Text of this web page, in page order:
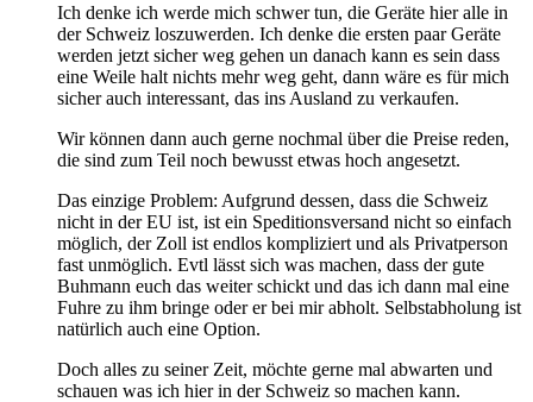
Ich denke ich werde mich schwer tun, die Geräte hier alle in
der Schweiz loszuwerden. Ich denke die ersten paar Geräte
werden jetzt sicher weg gehen un danach kann es sein dass
eine Weile halt nichts mehr weg geht, dann wäre es für mich
sicher auch interessant, das ins Ausland zu verkaufen.
Wir können dann auch gerne nochmal über die Preise reden,
die sind zum Teil noch bewusst etwas hoch angesetzt.
Das einzige Problem: Aufgrund dessen, dass die Schweiz
nicht in der EU ist, ist ein Speditionsversand nicht so einfach
möglich, der Zoll ist endlos kompliziert und als Privatperson
fast unmöglich. Evtl lässt sich was machen, dass der gute
Buhmann euch das weiter schickt und das ich dann mal eine
Fuhre zu ihm bringe oder er bei mir abholt. Selbstabholung ist
natürlich auch eine Option.
Doch alles zu seiner Zeit, möchte gerne mal abwarten und
schauen was ich hier in der Schweiz so machen kann.